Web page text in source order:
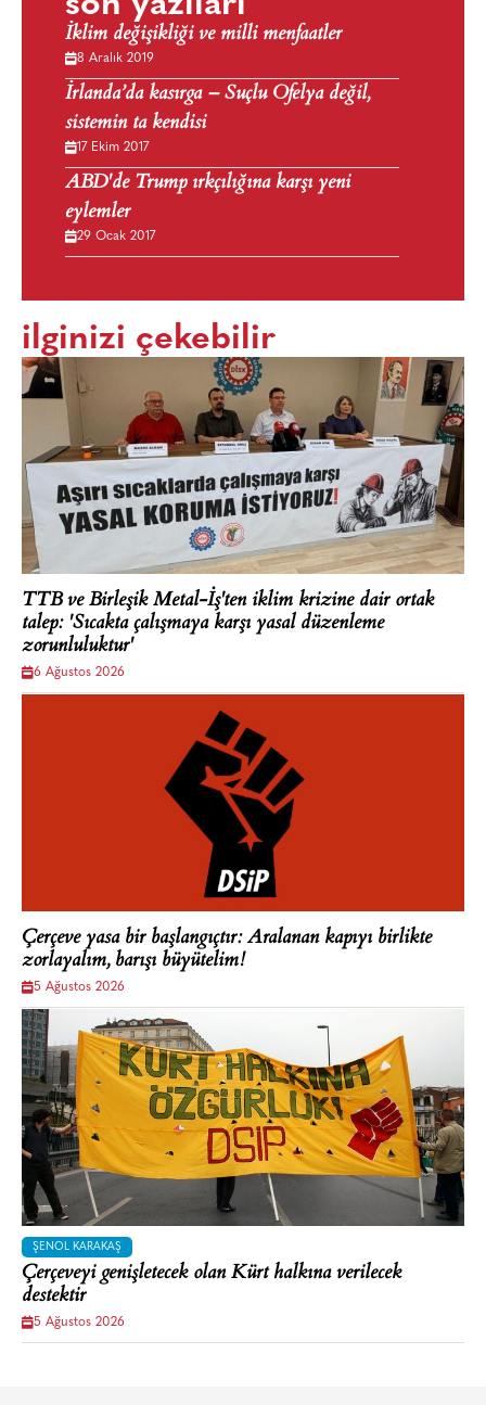
İklim değişikliği ve milli menfaatler
8 Aralık 2019
İrlanda’da kasırga – Suçlu Ofelya değil,
sistemin ta kendisi
17 Ekim 2017
ABD'de Trump ırkçılığına karşı yeni
eylemler
29 Ocak 2017
ilginizi çekebilir
TTB ve Birleşik Metal-İş'ten iklim krizine dair ortak
talep: 'Sıcakta çalışmaya karşı yasal düzenleme
zorunluluktur'
6 Ağustos 2026
Çerçeve yasa bir başlangıçtır: Aralanan kapıyı birlikte
zorlayalım, barışı büyütelim!
5 Ağustos 2026
ŞENOL KARAKAŞ
Çerçeveyi genişletecek olan Kürt halkına verilecek
destektir
5 Ağustos 2026